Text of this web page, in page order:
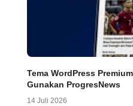
Tema WordPress
Gunakan ProgresNews
14 Juli 2026